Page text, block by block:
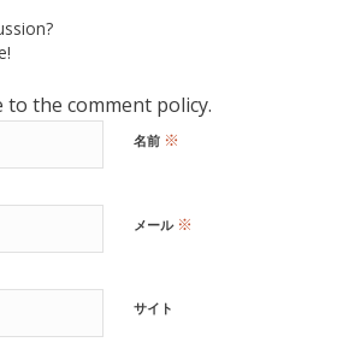
to the comment policy.
名前 ※
メール ※
サイト